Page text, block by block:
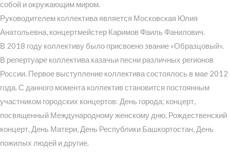
собой и окружающим миром.
Руководителем коллектива является Московская Юлия
Анатольевна, концертмейстер Каримов Фаиль Фанилович.
В 2018 году коллективу было присвоено звание «Образцовый».
В репертуаре коллектива казачьи песни различных регионов
России. Первое выступление коллектива состоялось в мае 2012
года. С данного момента коллектив становится постоянным
участником городских концертов: День города; концерт,
посвященный Международному женскому дню, Рождественский
концерт, День Матери, День Республики Башкортостан, День
пожилых людей и другие.